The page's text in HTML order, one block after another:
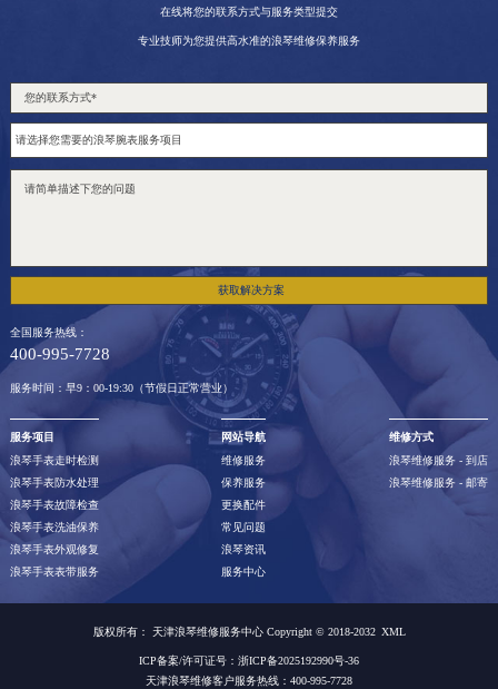
在线将您的联系方式与服务类型提交
专业技师为您提供高水准的浪琴维修保养服务
获取解决方案
全国服务热线：
400-995-7728
服务时间：早9：00-19:30（节假日正常营业）
服务项目
浪琴手表走时检测
浪琴手表防水处理
浪琴手表故障检查
浪琴手表洗油保养
浪琴手表外观修复
浪琴手表表带服务
网站导航
维修服务
保养服务
更换配件
常见问题
浪琴资讯
服务中心
维修方式
浪琴维修服务 - 到店
浪琴维修服务 - 邮寄
版权所有： 天津浪琴维修服务中心 Copyright © 2018-2032 XML
ICP备案/许可证号：浙ICP备2025192990号-36
天津浪琴维修客户服务热线：400-995-7728